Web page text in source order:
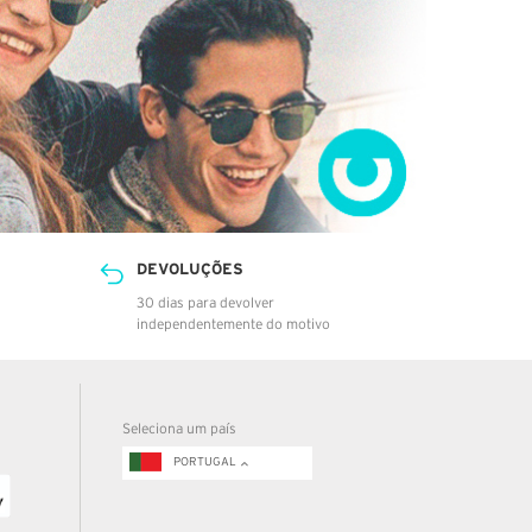
DEVOLUÇÕES
30 dias para devolver
independentemente do motivo
Seleciona um país
PORTUGAL